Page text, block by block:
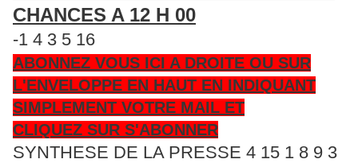
CHANCES A 12 H 00
-1 4 3 5 16
ABONNEZ VOUS ICI A DROITE OU SUR
L'ENVELOPPE EN HAUT EN INDIQUANT
SIMPLEMENT VOTRE MAIL ET
CLIQUEZ SUR S'ABONNER
SYNTHESE DE LA PRESSE 4 15 1 8 9 3